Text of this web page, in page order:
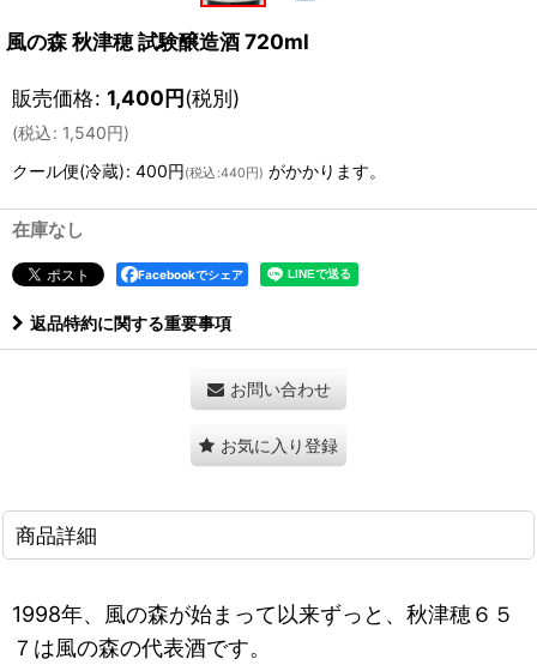
風の森 秋津穂 試験醸造酒 720ml
販売価格: 1,400円(税別)
(税込: 1,540円)
クール便(冷蔵): 400円(税込 :440円 ) がかかります。
在庫なし
Facebookでシェア
返品特約に関する重要事項
お問い合わせ
お気に入り登録
商品詳細
1998年、風の森が始まって以来ずっと、秋津穂６５
７は風の森の代表酒です。